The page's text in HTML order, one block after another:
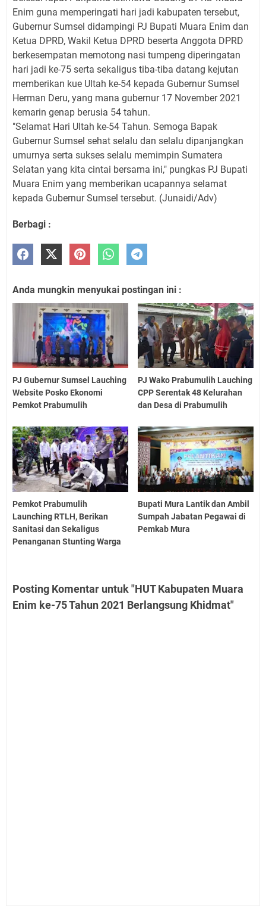
Enim guna memperingati hari jadi kabupaten tersebut,
Gubernur Sumsel didampingi PJ Bupati Muara Enim dan
Ketua DPRD, Wakil Ketua DPRD beserta Anggota DPRD
berkesempatan memotong nasi tumpeng diperingatan
hari jadi ke-75 serta sekaligus tiba-tiba datang kejutan
memberikan kue Ultah ke-54 kepada Gubernur Sumsel
Herman Deru, yang mana gubernur 17 November 2021
kemarin genap berusia 54 tahun.
"Selamat Hari Ultah ke-54 Tahun. Semoga Bapak
Gubernur Sumsel sehat selalu dan selalu dipanjangkan
umurnya serta sukses selalu memimpin Sumatera
Selatan yang kita cintai bersama ini," pungkas PJ Bupati
Muara Enim yang memberikan ucapannya selamat
kepada Gubernur Sumsel tersebut. (Junaidi/Adv)
Berbagi :
Anda mungkin menyukai postingan ini :
PJ Gubernur Sumsel Lauching
Website Posko Ekonomi
Pemkot Prabumulih
PJ Wako Prabumulih Lauching
CPP Serentak 48 Kelurahan
dan Desa di Prabumulih
Pemkot Prabumulih
Launching RTLH, Berikan
Sanitasi dan Sekaligus
Penanganan Stunting Warga
Bupati Mura Lantik dan Ambil
Sumpah Jabatan Pegawai di
Pemkab Mura
Posting Komentar untuk "HUT Kabupaten Muara
Enim ke-75 Tahun 2021 Berlangsung Khidmat"